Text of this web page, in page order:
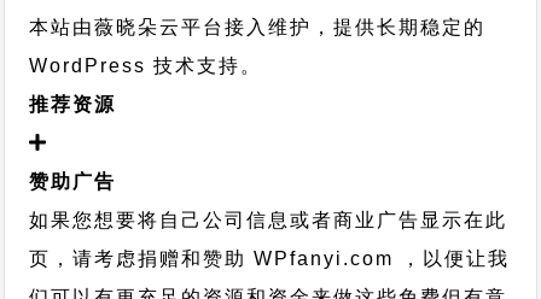
本站由薇晓朵云平台接入维护，提供长期稳定的
WordPress 技术支持 。
推荐资源
赞助广告
如果您想要将自己公司信息或者商业广告显示在此
页，请考虑捐赠和赞助 WPfanyi.com ，以便让我